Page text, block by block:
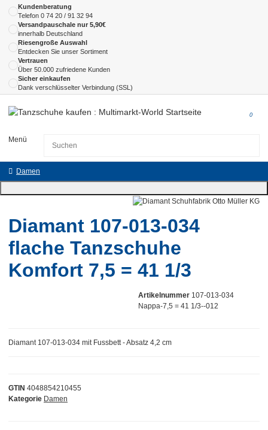
Kundenberatung
Telefon 0 74 20 / 91 32 94
Versandpauschale nur 5,90€
innerhalb Deutschland
Riesengroße Auswahl
Entdecken Sie unser Sortiment
Vertrauen
Über 50.000 zufriedene Kunden
Sicher einkaufen
Dank verschlüsselter Verbindung (SSL)
Menü
0
Damen
Diamant 107-013-034
flache Tanzschuhe
Komfort 7,5 = 41 1/3
Artikelnummer 107-013-034
Nappa-7,5 = 41 1/3--012
GTIN 4048854210455
Kategorie Damen
Diamant 107-013-034 mit Fussbett - Absatz 4,2 cm